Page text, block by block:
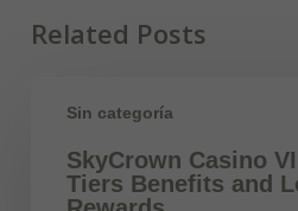
Related Posts
Sin categoría
SkyCrown Casino
Tiers Benefits and